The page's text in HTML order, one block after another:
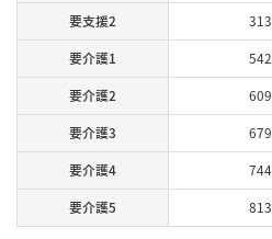
要支援2
要介護1
要介護2
要介護3
要介護4
要介護5